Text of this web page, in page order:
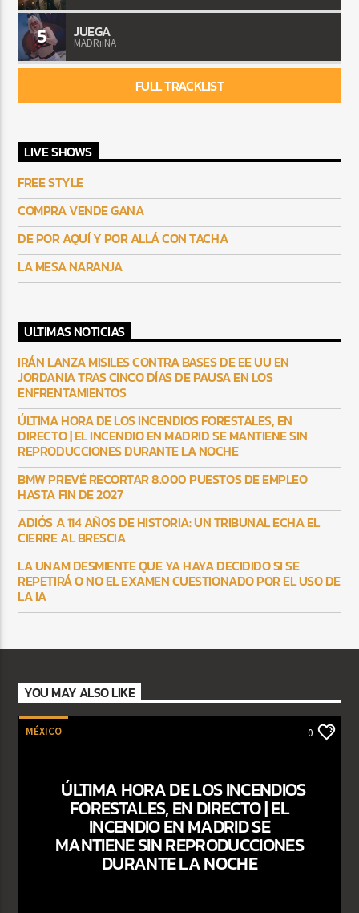
5 JUEGA
MADRiiNA
FULL TRACKLIST
LIVE SHOWS
FREE STYLE
COMPRA VENDE GANA
DE POR AQUÍ Y POR ALLÁ CON TACHA
LA MESA NARANJA
ULTIMAS NOTICIAS
IRÁN LANZA MISILES CONTRA BASES DE EE UU EN
JORDANIA TRAS CINCO DÍAS DE PAUSA EN LOS
ENFRENTAMIENTOS
ÚLTIMA HORA DE LOS INCENDIOS FORESTALES, EN
DIRECTO | EL INCENDIO EN MADRID SE MANTIENE SIN
REPRODUCCIONES DURANTE LA NOCHE
BMW PREVÉ RECORTAR 8.000 PUESTOS DE EMPLEO
HASTA FIN DE 2027
ADIÓS A 114 AÑOS DE HISTORIA: UN TRIBUNAL ECHA EL
CIERRE AL BRESCIA
LA UNAM DESMIENTE QUE YA HAYA DECIDIDO SI SE
REPETIRÁ O NO EL EXAMEN CUESTIONADO POR EL USO DE
LA IA
YOU MAY ALSO LIKE
MÉXICO 0
ÚLTIMA HORA DE LOS INCENDIOS
FORESTALES, EN DIRECTO | EL
INCENDIO EN MADRID SE
MANTIENE SIN REPRODUCCIONES
DURANTE LA NOCHE